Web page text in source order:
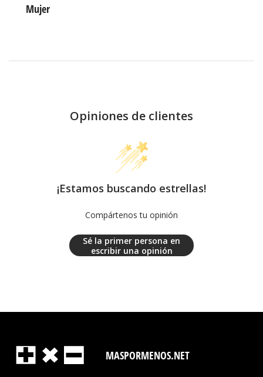
Mujer
Opiniones de clientes
¡Estamos buscando estrellas!
Compártenos tu opinión
Sé la primer persona en
escribir una opinión
MASPORMENOS.NET